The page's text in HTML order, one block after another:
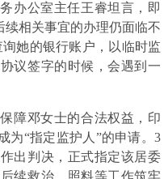
办公室主任王睿坦言，即
续相关事宜的办理仍面临不
她的银行账户，以临时监
议签字的时候，会遇到一
障邓女士的合法权益，印
为“指定监护人”的申请。3
出判决，正式指定该居委